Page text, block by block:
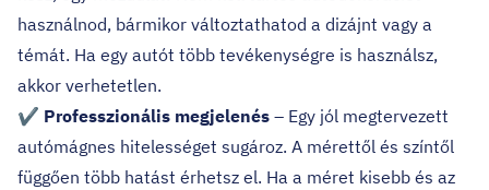
használnod, bármikor változtathatod a dizájnt vagy a
témát. Ha egy autót több tevékenységre is használsz,
akkor verhetetlen.
✔ Professzionális megjelenés – Egy jól megtervezett
autómágnes hitelességet sugároz. A mérettől és színtől
függően több hatást érhetsz el. Ha a méret kisebb és az